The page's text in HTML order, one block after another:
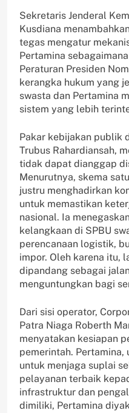
Sekretaris Jenderal
Kusdiana
tegas mengatur
Pertamina
Peraturan Presiden
kerangka hukum yang
swasta dan Pertamina
sistem yang lebih
Pakar kebijakan publik
Trubus Rahardiansah,
tidak dapat dianggap
Menurutnya, skema
justru menghadirkan
untuk memastikan
nasional. Ia
kelangkaan di SPBU
perencanaan logistik,
impor. Oleh karena itu,
dipandang sebagai
menguntungkan bagi
Dari sisi operator,
Patra Niaga Roberth
menyatakan kesiapan
pemerintah.
untuk menjaga suplai
pelayanan terbaik
infrastruktur dan
dimiliki, Pertamina